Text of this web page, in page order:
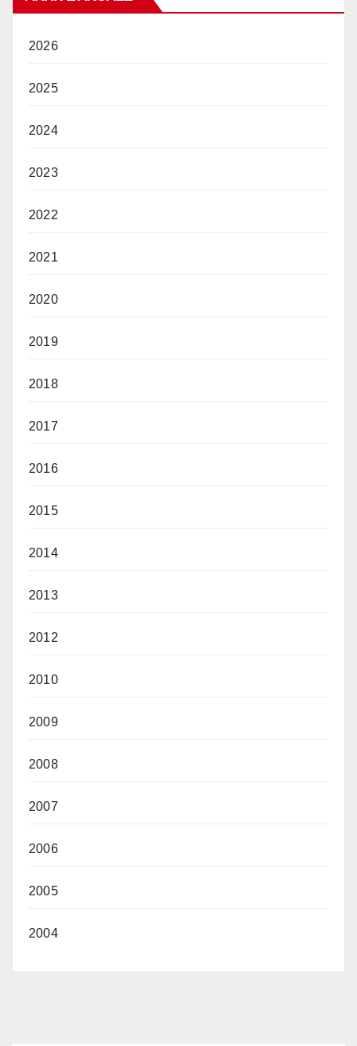
2026
2025
2024
2023
2022
2021
2020
2019
2018
2017
2016
2015
2014
2013
2012
2010
2009
2008
2007
2006
2005
2004